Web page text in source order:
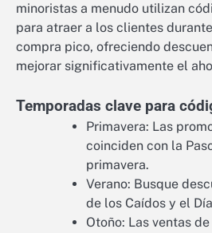
minoristas a menudo utilizan
para atraer a los clientes
compra pico, ofreciendo
mejorar significativamente el
Temporadas clave para
Primavera: Las
coinciden con la
primavera.
Verano: Busque
de los Caídos y el
Otoño: Las ventas